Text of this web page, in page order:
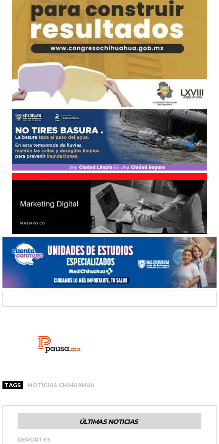
TAGS NOTICIAS CHIHUAHUA
ÚLTIMAS NOTICIAS
DEPORTES